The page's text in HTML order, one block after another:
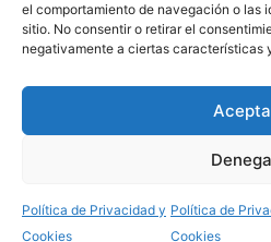
el comportamiento de navegación o las
sitio. No consentir o retirar el
negativamente a ciertas características
Política de Privacidad y
Cookies
Política de
Cookies